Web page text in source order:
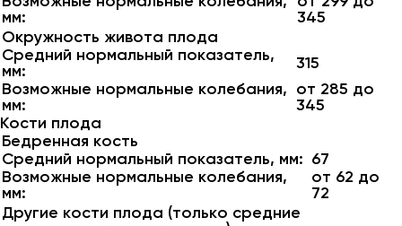
мм:
345
Окружность живота плода
Средний нормальный показатель,
мм:
315
Возможные нормальные колебания,
мм:
от 285 до
345
Кости плода
Бедренная кость
Средний нормальный показатель, мм: 67
Возможные нормальные колебания,
мм:
от 62 до
72
Другие кости плода (только средние